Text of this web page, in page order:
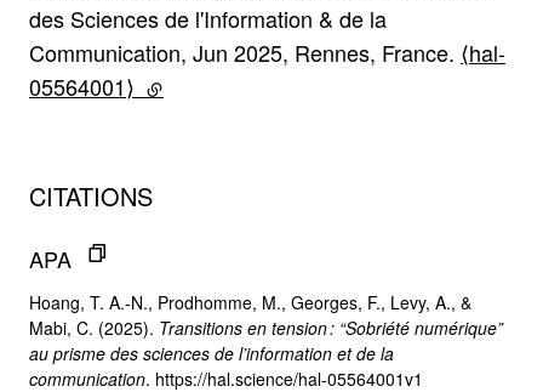
des Sciences de l'Information & de la
Communication, Jun 2025, Rennes, France. ⟨hal-
05564001⟩ (lien externe)
CITATIONS
APA
Hoang, T. A.-N., Prodhomme, M., Georges, F., Levy, A., &
Mabi, C. (2025). Transitions en tension : “Sobriété numérique”
au prisme des sciences de l’information et de la
communication. https://hal.science/hal-05564001v1